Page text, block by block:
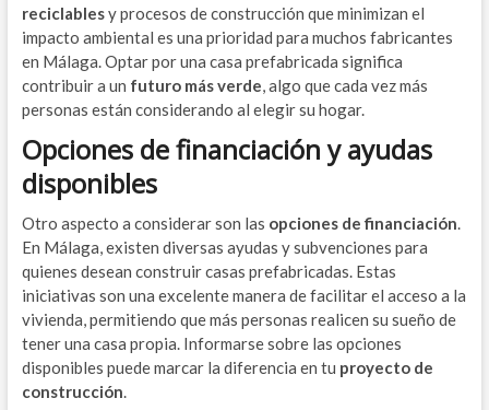
reciclablesy procesos de construcción que minimizan el
impacto ambiental es una prioridad para muchos fabricantes
en Málaga. Optar por una casa prefabricada significa
contribuir a un futuro más verde, algo que cada vez más
personas están considerando al elegir su hogar.
Opciones de financiación y ayudas
disponibles
Otro aspecto a considerar son las opciones de financiación.
En Málaga, existen diversas ayudas y subvenciones para
quienes desean construir casas prefabricadas. Estas
iniciativas son una excelente manera de facilitar el acceso a la
vivienda, permitiendo que más personas realicen su sueño de
tener una casa propia. Informarse sobre las opciones
disponibles puede marcar la diferencia en tu proyecto de
construcción.